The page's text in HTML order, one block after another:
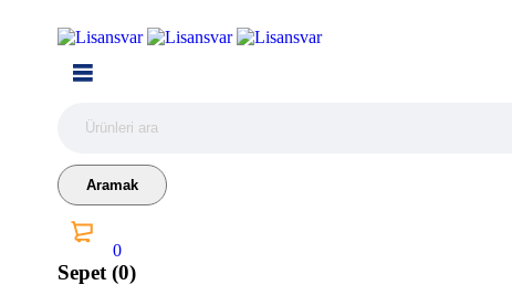
0
Sepet (0)